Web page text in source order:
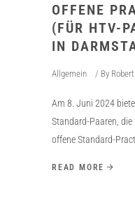
OFFENE
(FÜR HTV-
IN
Allgemein By
Am 8. Juni 2024
Standard-Paaren,
offene Standard-
READ MORE